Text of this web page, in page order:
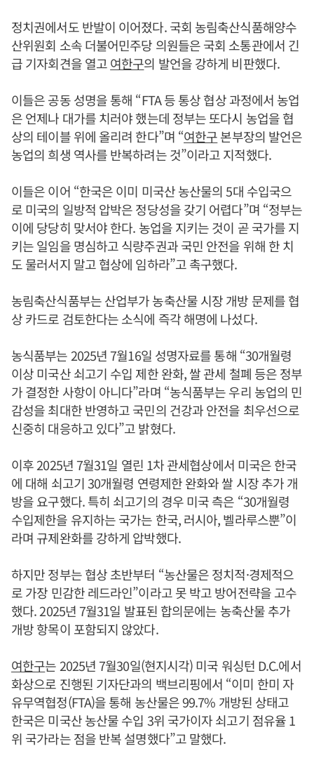
정치권에서도 반발이 이어졌다. 국회 농림축산식품해양수
산위원회 소속 더불어민주당 의원들은 국회 소통관에서 긴
급 기자회견을 열고여한구의 발언을 강하게 비판했다.
이들은 공동 성명을 통해 “FTA 등 통상 협상 과정에서 농업
은 언제나 대가를 치러야 했는데 정부는 또다시 농업을 협
상의 테이블 위에 올리려 한다”며 “여한구본부장의 발언은
농업의 희생 역사를 반복하려는 것”이라고 지적했다.
이들은 이어 “한국은 이미 미국산 농산물의 5대 수입국으
로 미국의 일방적 압박은 정당성을 갖기 어렵다”며 “정부는
이에 당당히 맞서야 한다. 농업을 지키는 것이 곧 국가를 지
키는 일임을 명심하고 식량주권과 국민 안전을 위해 한 치
도 물러서지 말고 협상에 임하라”고 촉구했다.
농림축산식품부는 산업부가 농축산물 시장 개방 문제를 협
상 카드로 검토한다는 소식에 즉각 해명에 나섰다.
농식품부는 2025년 7월16일 성명자료를 통해 “30개월령
이상 미국산 쇠고기 수입 제한 완화, 쌀 관세 철폐 등은 정부
가 결정한 사항이 아니다”라며 “농식품부는 우리 농업의 민
감성을 최대한 반영하고 국민의 건강과 안전을 최우선으로
신중히 대응하고 있다”고 밝혔다.
이후 2025년 7월31일 열린 1차 관세협상에서 미국은 한국
에 대해 쇠고기 30개월령 연령제한 완화와 쌀 시장 추가 개
방을 요구했다. 특히 쇠고기의 경우 미국 측은 “30개월령
수입제한을 유지하는 국가는 한국, 러시아, 벨라루스뿐”이
라며 규제완화를 강하게 압박했다.
하지만 정부는 협상 초반부터 “농산물은 정치적·경제적으
로 가장 민감한 레드라인”이라고 못 박고 방어전략을 고수
했다. 2025년 7월31일 발표된 합의문에는 농축산물 추가
개방 항목이 포함되지 않았다.
여한구는 2025년 7월30일(현지시각) 미국 워싱턴 D.C.에서
화상으로 진행된 기자단과의 백브리핑에서 “이미 한미 자
유무역협정(FTA)을 통해 농산물은 99.7% 개방된 상태고
한국은 미국산 농산물 수입 3위 국가이자 쇠고기 점유율 1
위 국가라는 점을 반복 설명했다”고 말했다.